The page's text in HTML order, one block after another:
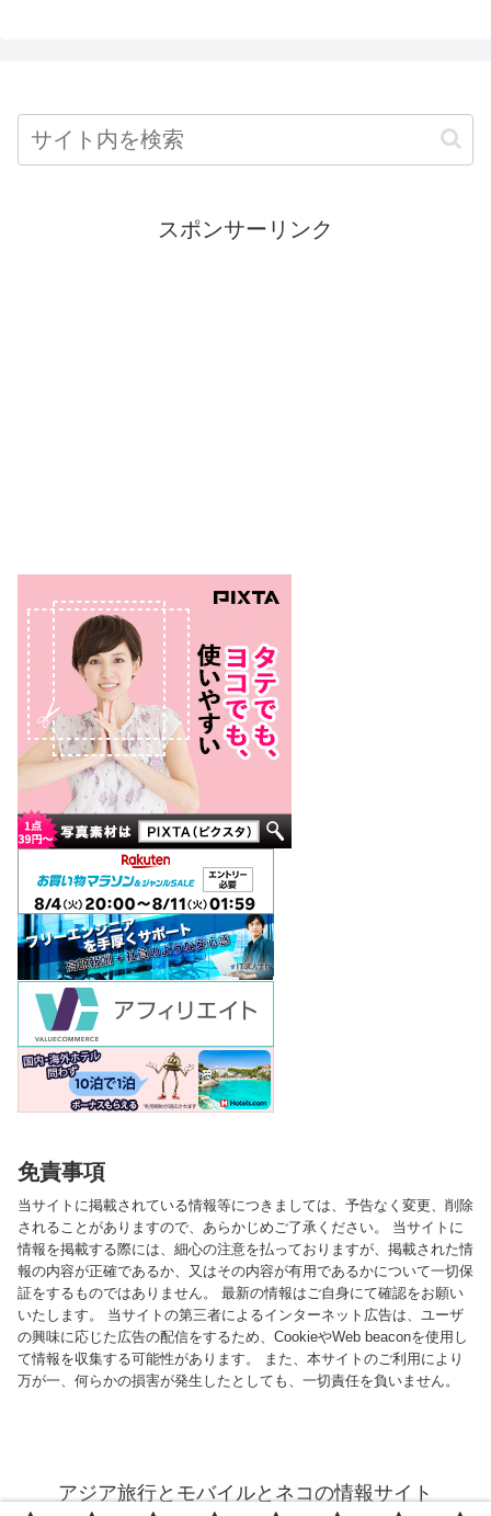
スポンサーリンク
免責事項
当サイトに掲載されている情報等につきましては、予告なく変更、削除
されることがありますので、あらかじめご了承ください。 当サイトに
情報を掲載する際には、細心の注意を払っておりますが、掲載された情
報の内容が正確であるか、又はその内容が有用であるかについて一切保
証をするものではありません。 最新の情報はご自身にて確認をお願い
いたします。 当サイトの第三者によるインターネット広告は、ユーザ
の興味に応じた広告の配信をするため、CookieやWeb beaconを使用し
て情報を収集する可能性があります。 また、本サイトのご利用により
万が一、何らかの損害が発生したとしても、一切責任を負いません。
アジア旅行とモバイルとネコの情報サイト